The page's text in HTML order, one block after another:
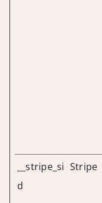
__stripe_si
d
Stripe